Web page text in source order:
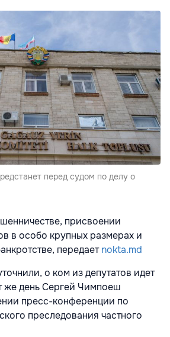
перед судом по делу о
присвоении
в особо крупных размерах и
передаетnokta.md
о ком из депутатов идет
же день Сергей Чимпоеш
пресс-конференции по
преследования частного